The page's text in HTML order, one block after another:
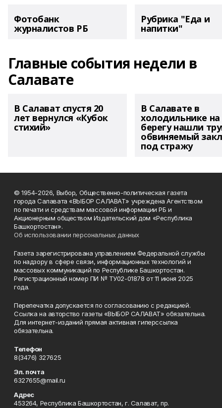
Фотобанк
журналистов РБ
Рубрика "Еда и
напитки"
Главные события недели в
Салавате
В Салават спустя 20
лет вернулся «Кубок
стихий»
В Салавате в
холодильнике на
берегу нашли
обвиняемый
под стражу
© 1954-2026, Выбор, Общественно-политическая газета
города Салавата «ВЫБОР САЛАВАТ» учреждена Агентством
по печати и средствам массовой информации РБ и
Акционерным обществом Издательский дом «Республика
Башкортостан».
Об использовании персональных данных
Газета зарегистрирована управлением Федеральной службы
по надзору в сфере связи, информационных технологий и
массовых коммуникаций по Республике Башкортостан.
Регистрационный номер ПИ № ТУ02-01878 от 11 июня 2025
года.
Перепечатка допускается по согласованию с редакцией.
Ссылка на авторство газеты «ВЫБОР САЛАВАТ» обязательна.
Для интернет-изданий прямая активная гиперссылка
обязательна.
Телефон
8(3476) 327625
Эл. почта
6327655@mail.ru
Адрес
453264, Республика Башкортостан, г. Салават, пр.